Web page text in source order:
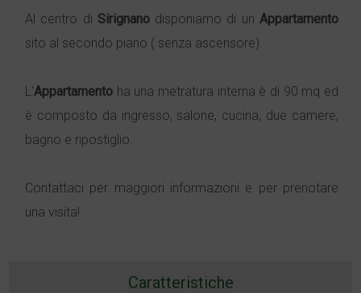
Al centro di Sirignanodisponiamo di un Appartamento
sito al secondo piano ( senza ascensore).
L'Appartamento ha una metratura interna è di 90 mq ed
è composto da ingresso, salone, cucina, due camere,
bagno e ripostiglio.
Contattaci per maggiori informazioni e per prenotare
una visita!
Caratteristiche